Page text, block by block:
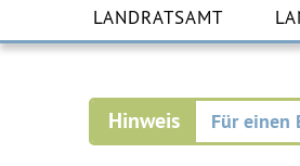
LANDRATSAMT
Für einen